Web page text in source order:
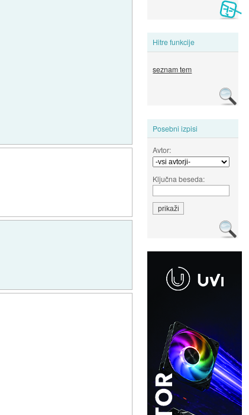
Hitre funkcije
seznam tem
Posebni izpisi
Avtor:
Ključna beseda: